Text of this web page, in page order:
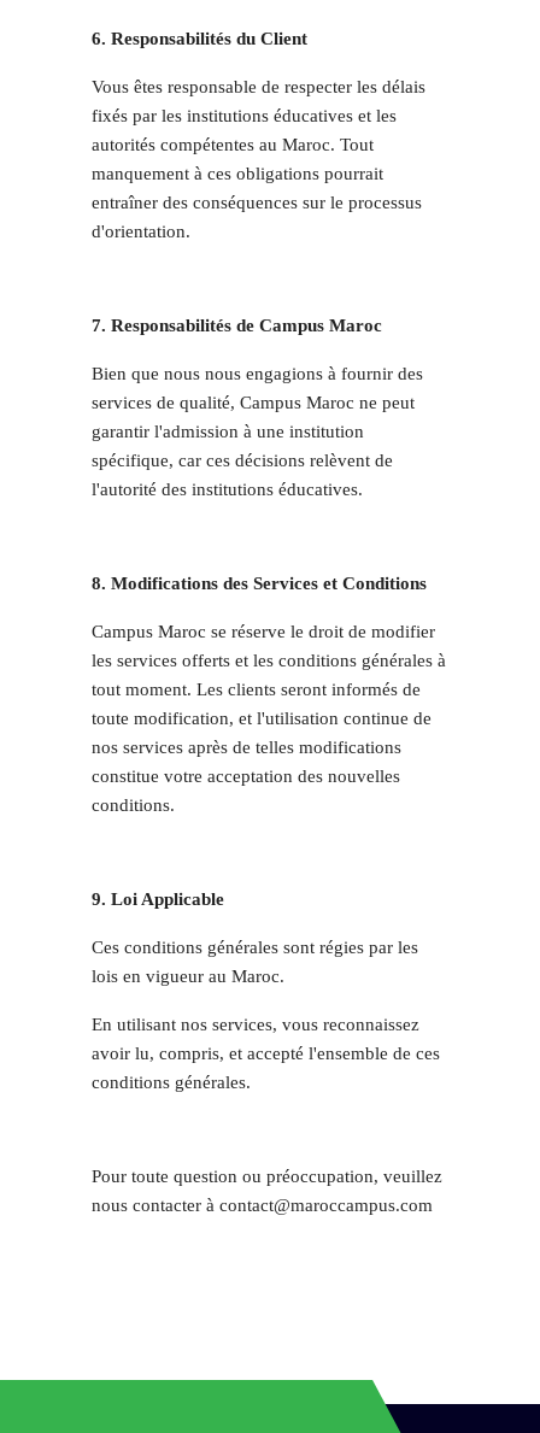
6. Responsabilités du Client
Vous êtes responsable de respecter les délais
fixés par les institutions éducatives et les
autorités compétentes au Maroc. Tout
manquement à ces obligations pourrait
entraîner des conséquences sur le processus
d'orientation.
7. Responsabilités de Campus Maroc
Bien que nous nous engagions à fournir des
services de qualité, Campus Maroc ne peut
garantir l'admission à une institution
spécifique, car ces décisions relèvent de
l'autorité des institutions éducatives.
8. Modifications des Services et Conditions
Campus Maroc se réserve le droit de modifier
les services offerts et les conditions générales à
tout moment. Les clients seront informés de
toute modification, et l'utilisation continue de
nos services après de telles modifications
constitue votre acceptation des nouvelles
conditions.
9. Loi Applicable
Ces conditions générales sont régies par les
lois en vigueur au Maroc.
En utilisant nos services, vous reconnaissez
avoir lu, compris, et accepté l'ensemble de ces
conditions générales.
Pour toute question ou préoccupation, veuillez
nous contacter à contact@maroccampus.com